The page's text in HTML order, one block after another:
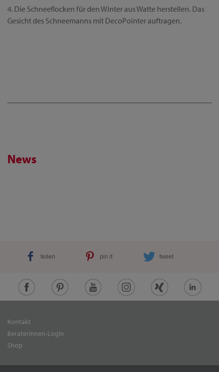
4. Die Schneeflocken für den Winter aus Watte herstellen. Das
Gesicht des Schneemanns mit DecoPointer auftragen.
News
teilen pin it tweet
Kontakt
Beraterinnen-Login
Shop